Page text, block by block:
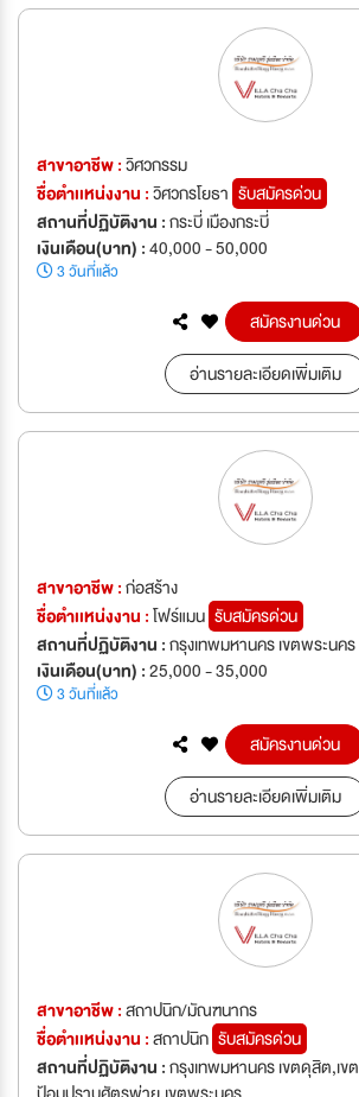
สาขาอาชีพ :วิศวกรรม
ชื่อตำเเหน่งงาน :วิศวกรโยธา รับสมัครด่วน
สถานที่ปฏิบัติงาน :กระบี่ เมืองกระบี่
เงินเดือน(บาท) :40,000 - 50,000
3 วันที่แล้ว
สมัครงานด่วน
อ่านรายละเอียดเพิ่มเติม
สาขาอาชีพ :ก่อสร้าง
ชื่อตำเเหน่งงาน :โฟร์แมน รับสมัครด่วน
สถานที่ปฏิบัติงาน :กรุงเทพมหานคร เขตพระนคร
เงินเดือน(บาท) :25,000 - 35,000
3 วันที่แล้ว
สมัครงานด่วน
อ่านรายละเอียดเพิ่มเติม
สาขาอาชีพ :สถาปนิก/มัณฑนากร
ชื่อตำเเหน่งงาน :สถาปนิก รับสมัครด่วน
สถานที่ปฏิบัติงาน :กรุงเทพมหานคร เขตดุสิต,เขต